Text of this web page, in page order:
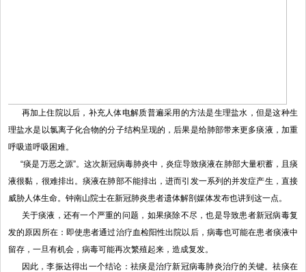
再加上住院以后，补充人体电解质普遍采用的方法是生理盐水，但是这种生
理盐水是以氯离子化合物的分子结构呈现的，后果是给肺部带来更多痰液，加重
呼吸道呼吸困难。
“痰是万恶之源”。这次新冠病毒肺炎中，炎症导致痰液在肺部大量积蓄，且痰
液很黏，很难排出。痰液在肺部不能排出，进而引发一系列的并发症产生，直接
威胁人体生命。钟南山院士在新冠肺炎患者遗体解剖媒体发布也讲到这一点。
关于痰液，还有一个严重的问题，如果痰除不尽，也是导致患者新冠病毒复
发的原因所在：即使患者通过治疗血检阳性出院以后，病毒也可能在患者痰液中
留存，一旦有机会，病毒可能再次繁殖起来，造成复发。
因此，李振达得出一个结论：祛痰是治疗新冠病毒肺炎治疗的关键。祛痰在